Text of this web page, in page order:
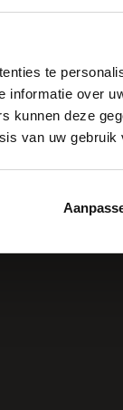
te
informatie over
kunnen deze
van uw gebruik